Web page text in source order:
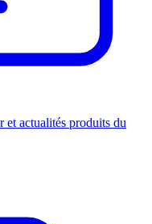
et actualités produits du